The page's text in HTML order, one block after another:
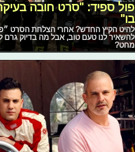
פול ספיד: "סרט חובה
בו"
להיט הקיץ החדש? אחרי הצלחת הסרט
להשאיר לנו טעם טוב, אבל מה בדיוק גרם
מחט?